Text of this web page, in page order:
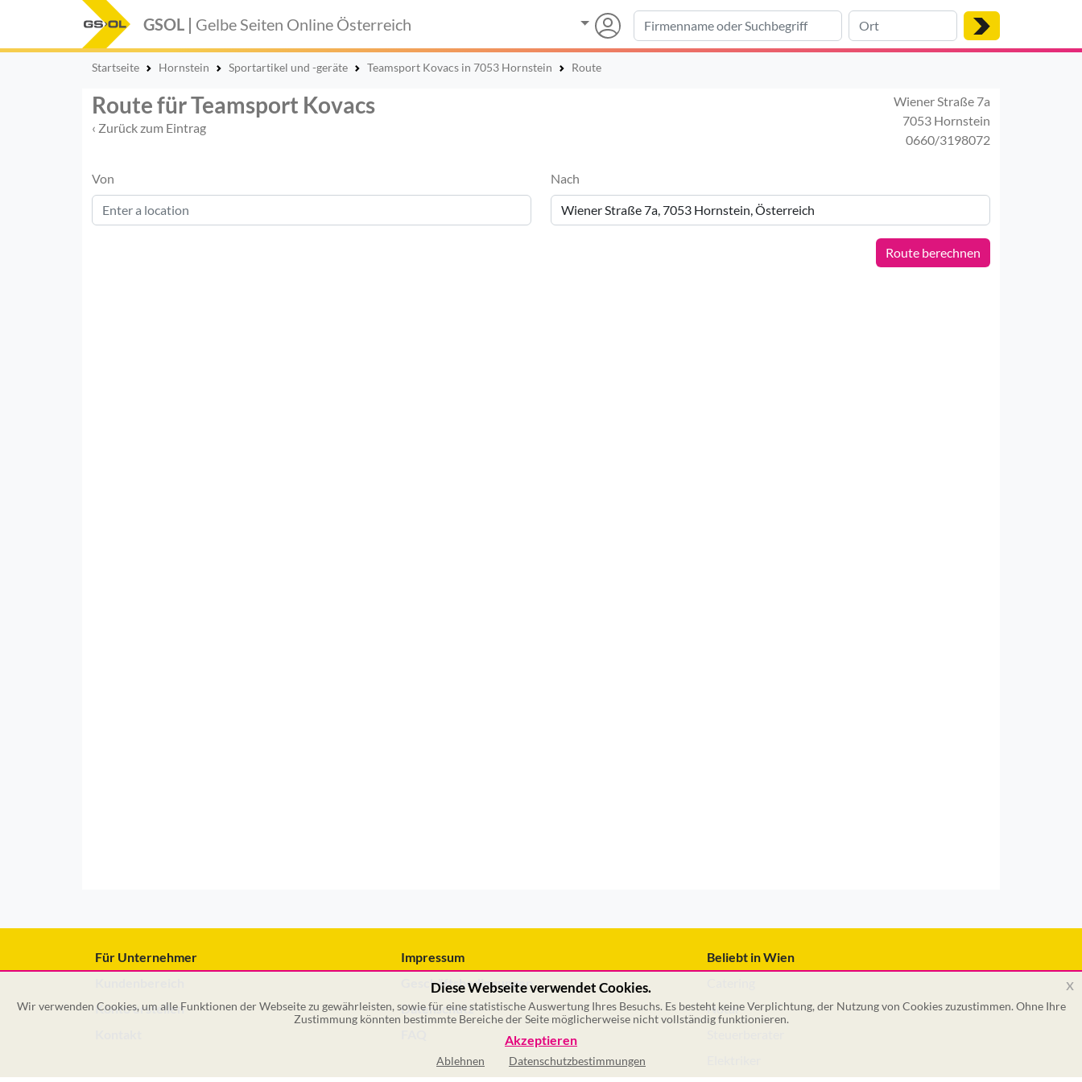
GSOL | Gelbe Seiten Online Österreich
Startseite Hornstein Sportartikel und -geräte Teamsport Kovacs in 7053 Hornstein Route
Route für Teamsport Kovacs
‹ Zurück zum Eintrag
Wiener Straße 7a
7053 Hornstein
0660/3198072
Von Nach
Route berechnen
Für Unternehmer
Konto erstellen
Impressum
Geschäftsbedingungen
Datenschutz
Beliebt in Wien
Notar
Diese Webseite verwendet Cookies.
Wir verwenden Cookies, um alle Funktionen der Webseite zu gewährleisten, sowie für eine statistische Auswertung Ihres Besuchs. Es besteht keine Verplichtung, der Nutzung von Cookies zuzustimmen. Ohne Ihre
Zustimmung könnten bestimmte Bereiche der Seite möglicherweise nicht vollständig funktionieren.
Akzeptieren
Ablehnen Datenschutzbestimmungen
x